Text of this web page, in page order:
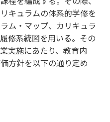
キュラムの体系的学修を
ム・マップ、カリキュラ
修系統図を用いる。その
実施にあたり、教育内
方針を以下の通り定め